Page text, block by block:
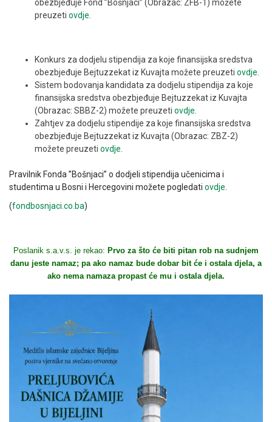
obezbjeđuje Fond ”Bošnjaci” (Obrazac: ZFB-1) možete
preuzeti ovdje
Konkurs za dodjelu stipendija za koje finansijska sredstva
obezbjeđuje Bejtuzzekat iz Kuvajta možete preuzeti ovdje
Sistem bodovanja kandidata za dodjelu stipendija za koje
finansijska sredstva obezbjeđuje Bejtuzzekat iz Kuvajta
(Obrazac: SBBZ-2) možete preuzeti ovdje
Zahtjev za dodjelu stipendije za koje finansijska sredstva
obezbjeđuje Bejtuzzekat iz Kuvajta (Obrazac: ZBZ-2)
možete preuzeti ovdje
Pravilnik Fonda ”Bošnjaci” o dodjeli stipendija učenicima i
studentima u Bosni i Hercegovini možete pogledati ovdje
(fondbosnjaci.co.ba)
Poslanik s.a.v.s. je rekao: Prvo za što će biti pitan rob na sudnjem
danu jeste namaz; pa ako namaz bude dobar bit će i ostala djela, a
ako nema namaza propast će mu i ostala djela.